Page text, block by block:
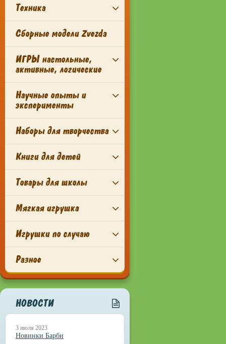
Техника
Сборные модели Zvezda
ИГРЫ настольные,
активные, логические
Научные опыты и
эксперименты
Наборы для творчества
Книги для детей
Товары для школы
Мягкая игрушка
Игрушки по случаю
Разное
НОВОСТИ
3 июля 2023
Новинки Барби